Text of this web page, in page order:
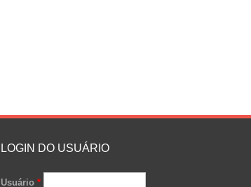
LOGIN DO USUÁRIO
Usuário *